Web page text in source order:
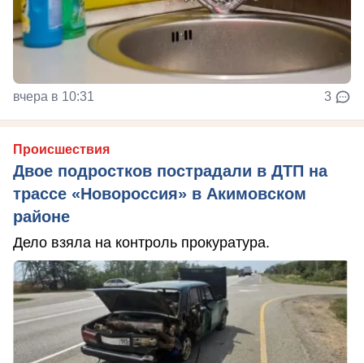
вчера в 10:31 3
Происшествия
Двое подростков пострадали в ДТП на
трассе «Новороссия» в Акимовском
районе
Дело взяла на контроль прокуратура.